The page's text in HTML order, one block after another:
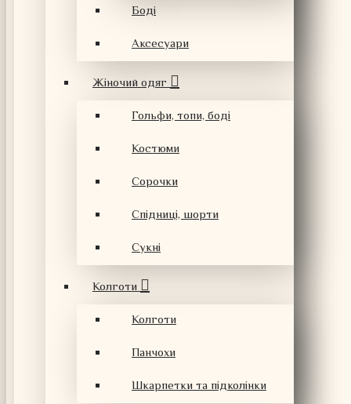
Боді
Аксесуари
Жіночий одяг
Гольфи, топи, боді
Костюми
Сорочки
Спідниці, шорти
Сукні
Колготи
Колготи
Панчохи
Шкарпетки та підколінки